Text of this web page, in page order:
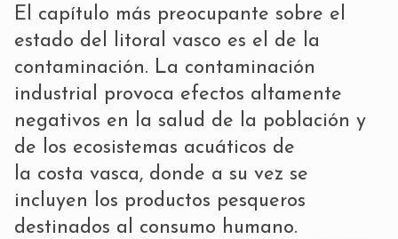
El capítulo más preocupante sobre el
estado del litoral vasco es el de la
contaminación. La contaminación
industrial provoca efectos altamente
negativos en la salud de la población y
de los ecosistemas acuáticos de
la costa vasca, donde a su vez se
incluyen los productos pesqueros
destinados al consumo humano.